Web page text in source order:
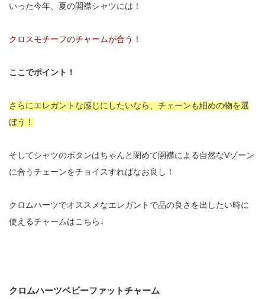
いった今年、夏の開襟シャツには！
クロスモチーフのチャームが合う！
ここでポイント！
さらにエレガントな感じにしたいなら、チェーンも細めの物を選
ぼう！
そしてシャツのボタンはちゃんと閉めて開襟による自然なVゾーン
に合うチェーンをチョイスすればなお良し！
クロムハーツでオススメなエレガントで品の良さを出したい時に
使えるチャームはこちら↓
クロムハーツベビーファットチャーム